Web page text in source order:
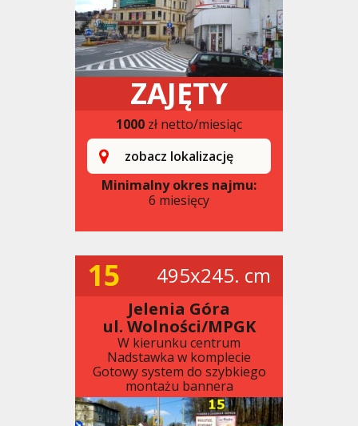
ZAJĘTY
1000 zł netto/miesiąc
zobacz lokalizację
Minimalny okres najmu:
6 miesięcy
15 495x245. cm
Jelenia Góra
ul. Wolności/MPGK
W kierunku centrum
Nadstawka w komplecie
Gotowy system do szybkiego
montażu bannera